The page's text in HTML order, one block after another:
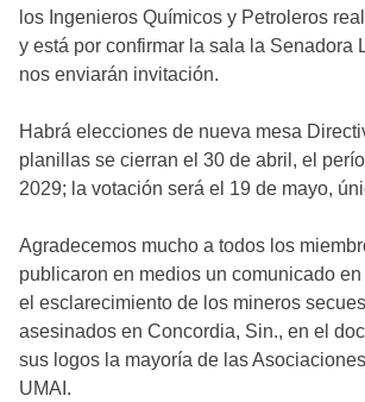
los Ingenieros Químicos y Petroleros
y está por confirmar la sala la Senadora
nos enviarán invitación.
Habrá elecciones de nueva mesa
planillas se cierran el 30 de abril, el
2029; la votación será el 19 de mayo,
Agradecemos mucho a todos los
publicaron en medios un comunicado
el esclarecimiento de los mineros
asesinados en Concordia, Sin., en el
sus logos la mayoría de las
UMAI.